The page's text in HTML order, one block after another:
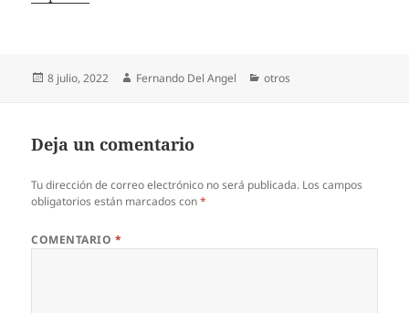
Publicado
8 julio, 2022 Autor
Fernando Del Angel Categorías
otros
Deja un comentario
Tu dirección de correo electrónico no será publicada. Los campos
obligatorios están marcados con*
COMENTARIO *